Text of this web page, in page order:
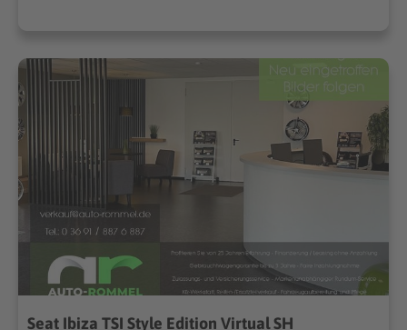
Seat Ibiza TSI Style Edition Virtual SH